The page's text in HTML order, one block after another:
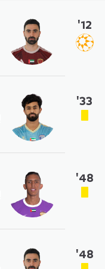
'12
'33
'48
'48